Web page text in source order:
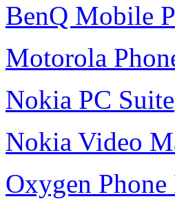
BenQ Mobile
Motorola
Nokia PC Suite
Nokia Video
Oxygen